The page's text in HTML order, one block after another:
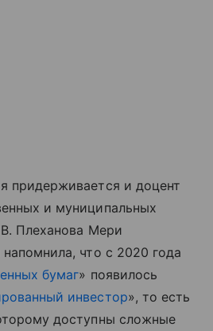
придерживается и доцент
и муниципальных
Плеханова Мери
что с 2020 года
бумаг» появилось
инвестор», то есть
доступны сложные